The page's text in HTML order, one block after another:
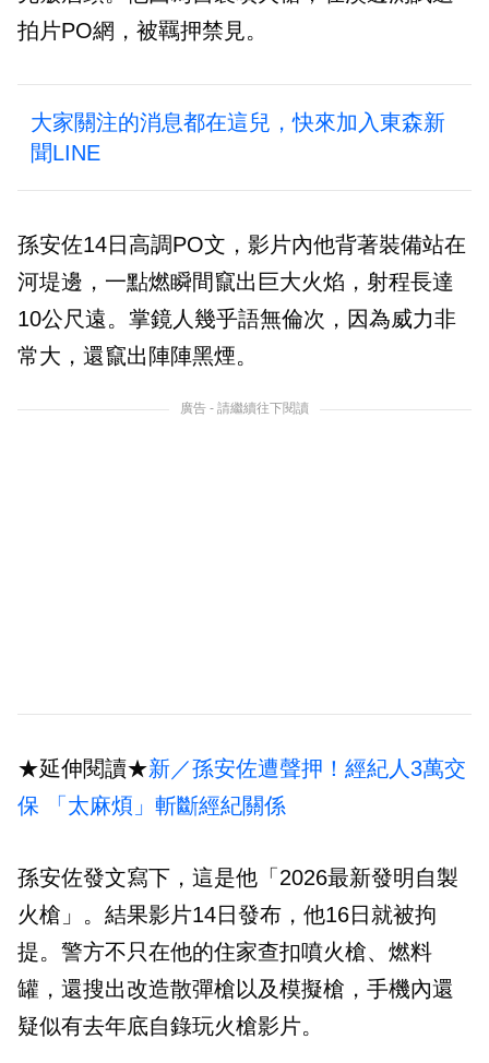
拍片PO網，被羈押禁見。
大家關注的消息都在這兒，快來加入東森新
聞LINE
孫安佐14日高調PO文，影片內他背著裝備站在
河堤邊，一點燃瞬間竄出巨大火焰，射程長達
10公尺遠。掌鏡人幾乎語無倫次，因為威力非
常大，還竄出陣陣黑煙。
廣告 - 請繼續往下閱讀
★延伸閱讀★新／孫安佐遭聲押！經紀人3萬交
保 「太麻煩」斬斷經紀關係
孫安佐發文寫下，這是他「2026最新發明自製
火槍」。結果影片14日發布，他16日就被拘
提。警方不只在他的住家查扣噴火槍、燃料
罐，還搜出改造散彈槍以及模擬槍，手機內還
疑似有去年底自錄玩火槍影片。